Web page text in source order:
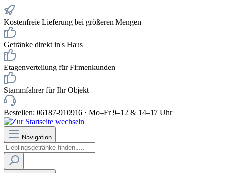
Kostenfreie Lieferung bei größeren Mengen
Getränke direkt in's Haus
Etagenverteilung für Firmenkunden
Stammfahrer für Ihr Objekt
Bestellen: 06187-910916 · Mo–Fr 9–12 & 14–17 Uhr
Navigation